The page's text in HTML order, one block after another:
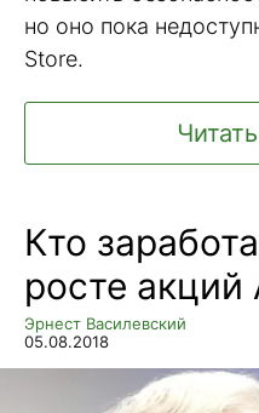
но оно пока
Store.
Кто
росте акций
Эрнест Василевский
05.08.2018